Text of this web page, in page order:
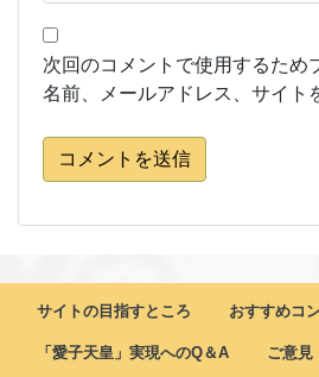
次回のコメントで使用するため
名前、メールアドレス、サイト
コメントを送信
サイトの目指すところ おすすめコ
「愛子天皇」実現へのQ＆A ご意見